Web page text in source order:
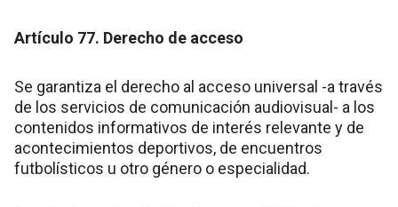
Artículo 77. Derecho de acceso
Se garantiza el derecho al acceso universal -a través
de los servicios de comunicación audiovisual- a los
contenidos informativos de interés relevante y de
acontecimientos deportivos, de encuentros
futbolísticos u otro género o especialidad.